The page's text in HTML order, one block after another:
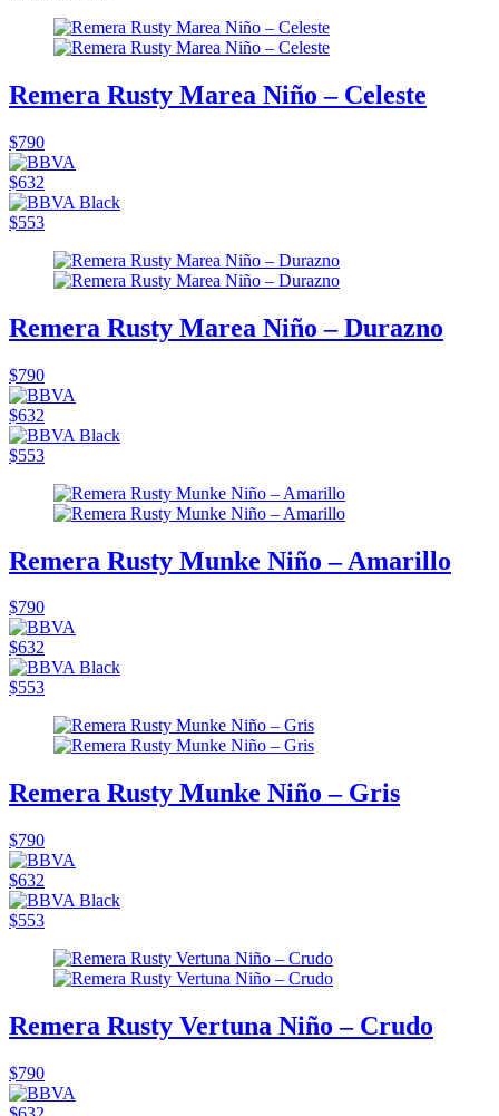
Remera Rusty Marea Niño – Celeste
$790
$632
$553
Remera Rusty Marea Niño – Durazno
$790
$632
$553
Remera Rusty Munke Niño – Amarillo
$790
$632
$553
Remera Rusty Munke Niño – Gris
$790
$632
$553
Remera Rusty Vertuna Niño – Crudo
$790